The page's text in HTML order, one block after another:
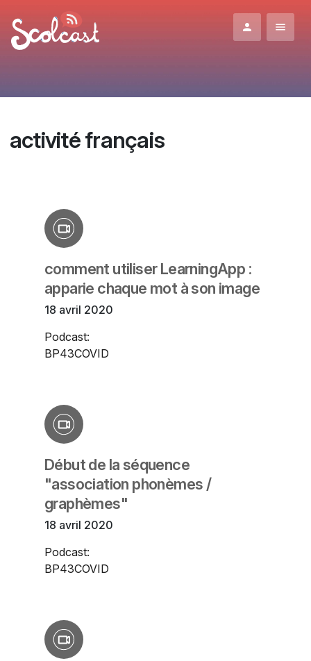
activité français
comment utiliser LearningApp :
apparie chaque mot à son image
18 avril 2020
Podcast:
BP43COVID
Début de la séquence
"association phonèmes /
graphèmes"
18 avril 2020
Podcast:
BP43COVID